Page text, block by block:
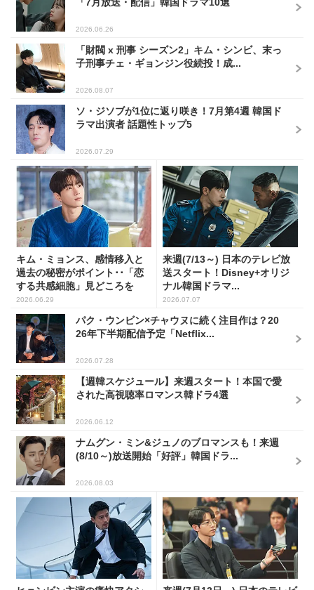
「7月放送・配信」韓国ドラマ10選
2026.06.26
「財閥 x 刑事 シーズン2」キム・シンビ、末っ
子刑事チェ・ギョンジン役続投！成...
2026.08.07
ソ・ジソブが1位に返り咲き！7月第4週 韓国ド
ラマ出演者 話題性トップ5
2026.07.29
キム・ミョンス、感情移入と
過去の秘密がポイント･･「恋
する共感細胞」見どころを
語...
2026.06.29
来週(7/13～) 日本のテレビ放
送スタート！Disney+オリジ
ナル韓国ドラマ...
2026.07.07
パク・ウンビン×チャウヌに続く注目作は？20
26年下半期配信予定「Netflix...
2026.07.28
【週韓スケジュール】来週スタート！本国で愛
された高視聴率ロマンス韓ドラ4選
2026.06.12
ナムグン・ミン&ジュノのブロマンスも！来週
(8/10～)放送開始「好評」韓国ドラ...
2026.08.03